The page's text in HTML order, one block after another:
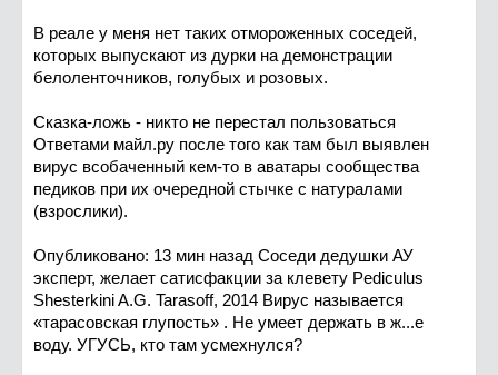
В реале у меня нет таких отмороженных соседей,
которых выпускают из дурки на демонстрации
белоленточников, голубых и розовых.
Сказка-ложь - никто не перестал пользоваться
Ответами майл.ру после того как там был выявлен
вирус всобаченный кем-то в аватары сообщества
педиков при их очередной стычке с натуралами
(взрослики).
Опубликовано: 13 мин назад Соседи дедушки АУ
эксперт, желает сатисфакции за клевету Pediculus
Shesterkini A.G. Tarasoff, 2014 Вирус называется
«тарасовская глупость» . Не умеет держать в ж...е
воду. УГУСЬ, кто там усмехнулся?